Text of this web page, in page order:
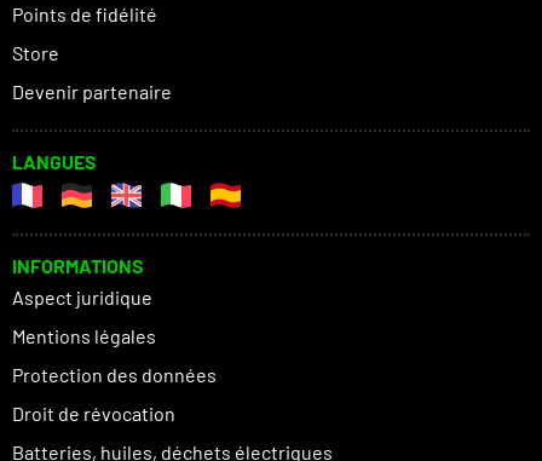
Points de fidélité
Store
Devenir partenaire
LANGUES
INFORMATIONS
Aspect juridique
Mentions légales
Protection des données
Droit de révocation
Batteries, huiles, déchets électriques